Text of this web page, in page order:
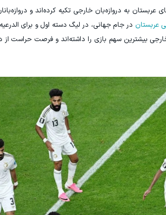
عربستان به دروازه‌بان خارجی تکیه کرده‌اند و
عربستان در جام جهانی، در لیگ دسته اول و برای
خارجی بیشترین سهم بازی را داشته‌اند و فرصت حراست از